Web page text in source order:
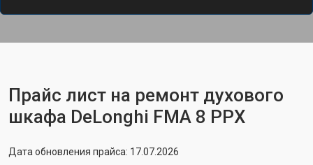
Прайс лист на ремонт духового
шкафа DeLonghi FMA 8 PPX
Дата обновления прайса: 17.07.2026